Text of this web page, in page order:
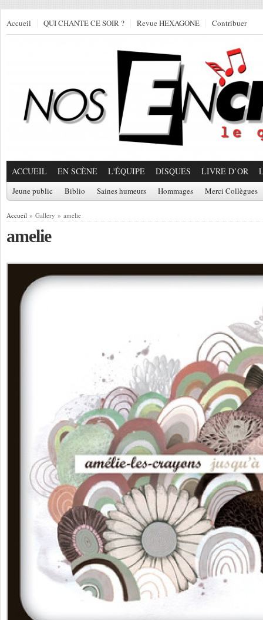
Accueil QUI CHANTE CE SOIR ? Revue HEXAGONE Contribuer
ACCUEIL EN SCÈNE L'ÉQUIPE DISQUES LIVRE D’OR
Jeune public Biblio Saines humeurs Hommages Merci Collègues
Accueil » Gallery » amelie
amelie